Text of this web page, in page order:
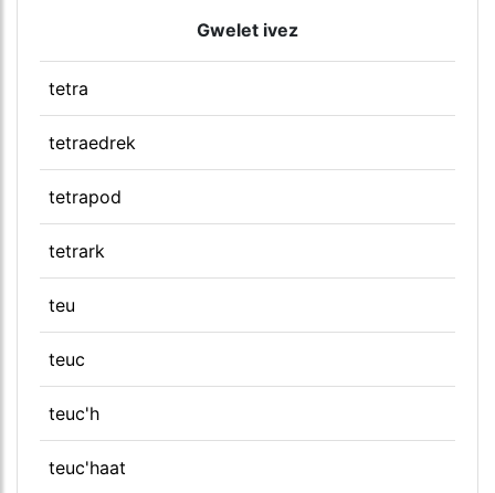
Gwelet ivez
tetra
tetraedrek
tetrapod
tetrark
teu
teuc
teuc'h
teuc'haat